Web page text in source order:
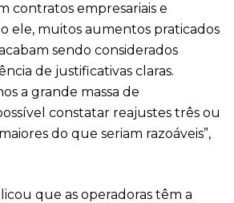
contratos empresariais e
ele, muitos aumentos praticados
sendo considerados
de justificativas claras.
a grande massa de
constatar reajustes três ou
do que seriam razoáveis”,
que as operadoras têm a